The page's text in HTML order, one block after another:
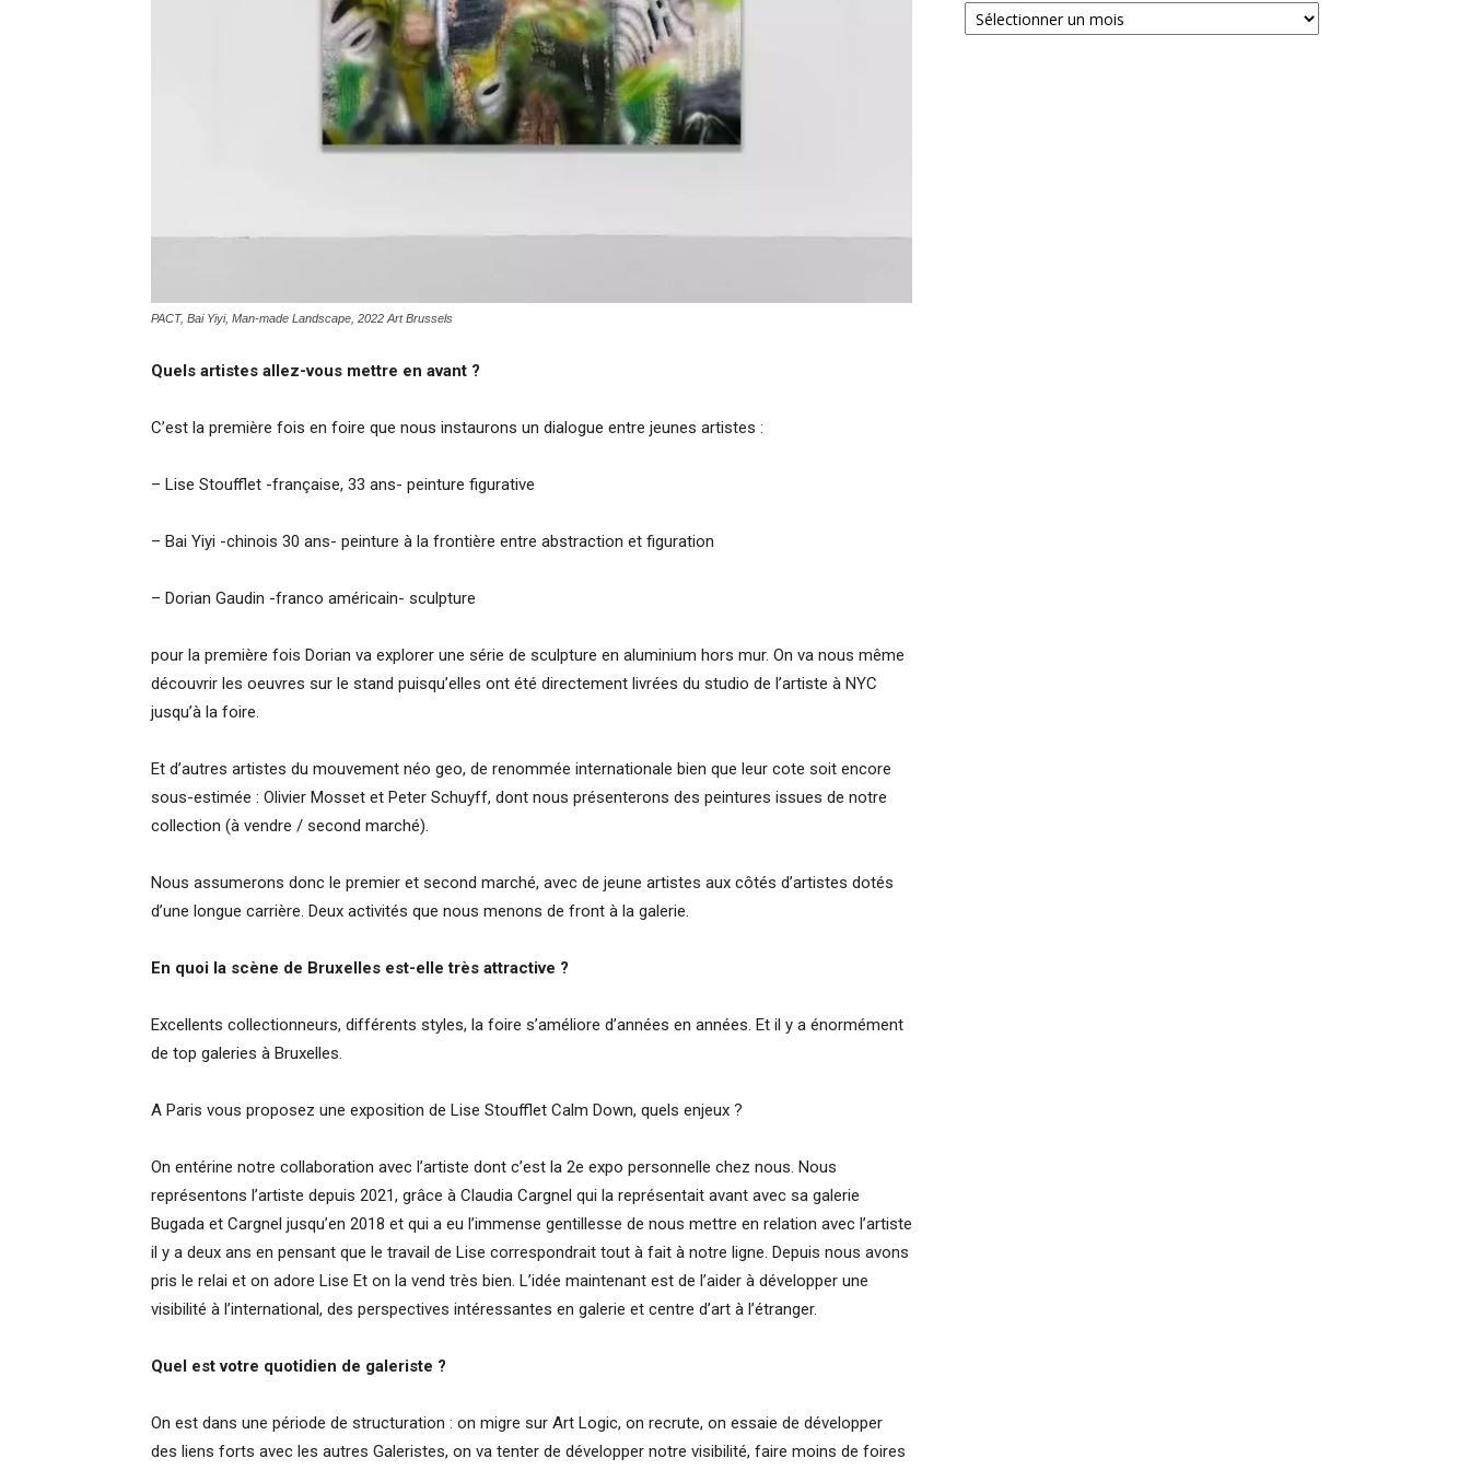
PACT, Bai Yiyi, Man-made Landscape, 2022 Art Brussels
Quels artistes allez-vous mettre en avant ?
C’est la première fois en foire que nous instaurons un dialogue entre jeunes artistes :
– Lise Stoufflet -française, 33 ans- peinture figurative
– Bai Yiyi -chinois 30 ans- peinture à la frontière entre abstraction et figuration
– Dorian Gaudin -franco américain- sculpture
pour la première fois Dorian va explorer une série de sculpture en aluminium hors mur. On va nous même
découvrir les oeuvres sur le stand puisqu’elles ont été directement livrées du studio de l’artiste à NYC
jusqu’à la foire.
Et d’autres artistes du mouvement néo geo, de renommée internationale bien que leur cote soit encore
sous-estimée : Olivier Mosset et Peter Schuyff, dont nous présenterons des peintures issues de notre
collection (à vendre / second marché).
Nous assumerons donc le premier et second marché, avec de jeune artistes aux côtés d’artistes dotés
d’une longue carrière. Deux activités que nous menons de front à la galerie.
En quoi la scène de Bruxelles est-elle très attractive ?
Excellents collectionneurs, différents styles, la foire s’améliore d’années en années. Et il y a énormément
de top galeries à Bruxelles.
A Paris vous proposez une exposition de Lise Stoufflet Calm Down, quels enjeux ?
On entérine notre collaboration avec l’artiste dont c’est la 2e expo personnelle chez nous. Nous
représentons l’artiste depuis 2021, grâce à Claudia Cargnel qui la représentait avant avec sa galerie
Bugada et Cargnel jusqu’en 2018 et qui a eu l’immense gentillesse de nous mettre en relation avec l’artiste
il y a deux ans en pensant que le travail de Lise correspondrait tout à fait à notre ligne. Depuis nous avons
pris le relai et on adore Lise Et on la vend très bien. L’idée maintenant est de l’aider à développer une
visibilité à l’international, des perspectives intéressantes en galerie et centre d’art à l’étranger.
Quel est votre quotidien de galeriste ?
On est dans une période de structuration : on migre sur Art Logic, on recrute, on essaie de développer
des liens forts avec les autres Galeristes, on va tenter de développer notre visibilité, faire moins de foires